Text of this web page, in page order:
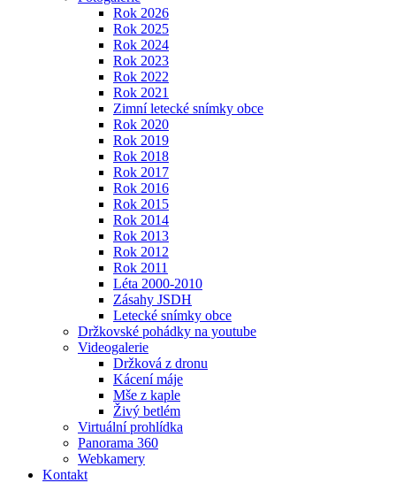
Rok 2026
Rok 2025
Rok 2024
Rok 2023
Rok 2022
Rok 2021
Zimní letecké snímky obce
Rok 2020
Rok 2019
Rok 2018
Rok 2017
Rok 2016
Rok 2015
Rok 2014
Rok 2013
Rok 2012
Rok 2011
Léta 2000-2010
Zásahy JSDH
Letecké snímky obce
Držkovské pohádky na youtube
Videogalerie
Držková z dronu
Kácení máje
Mše z kaple
Živý betlém
Virtuální prohlídka
Panorama 360
Webkamery
Kontakt